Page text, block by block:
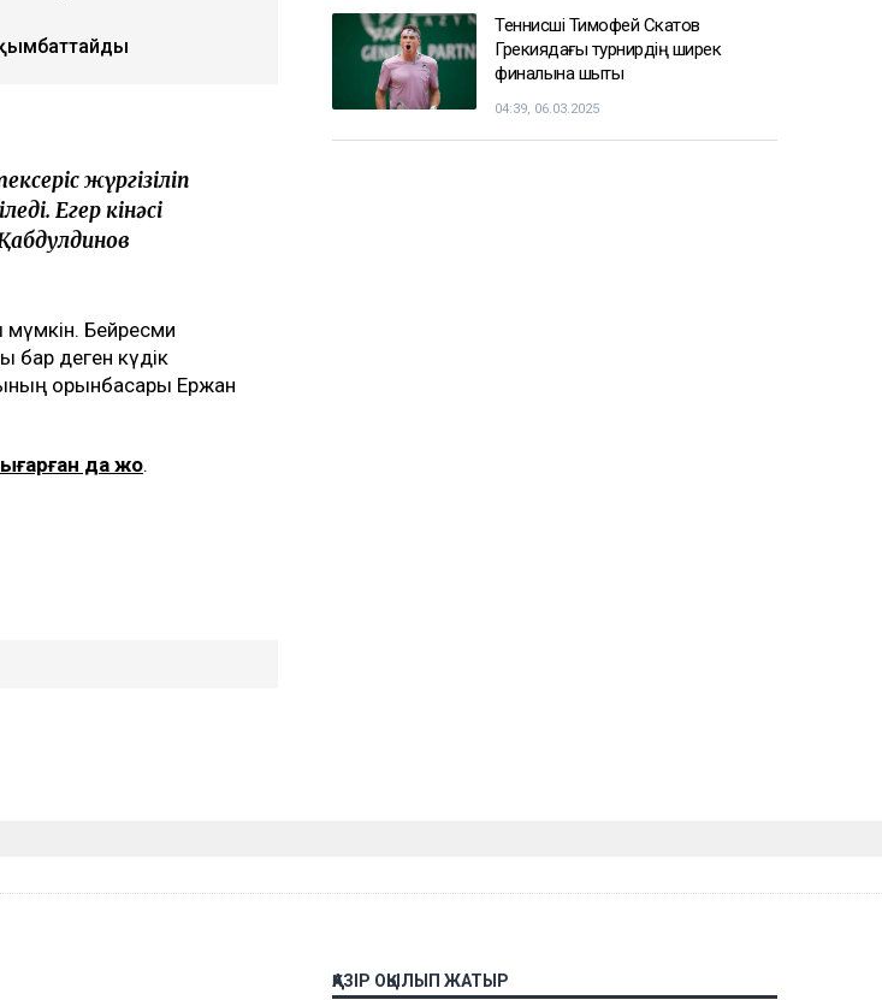
жүргізіліп
Егер кінәсі
мүмкін. Бейресми
бар деген күдік
орынбасары Ержан
да жоқ.
Теннисші Тимофей Скатов
Грекиядағы турнирдің ширек
финалына шықты
04:39, 06.03.2025
ҚАЗІР ОҚЫЛЫП ЖАТЫР